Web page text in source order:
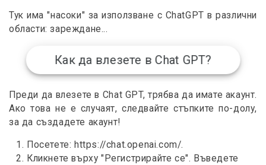
Тук има "насоки" за използване с ChatGPT в различни
области: зареждане...
Как да влезете в Chat GPT?
Преди да влезете в Chat GPT, трябва да имате акаунт.
Ако това не е случаят, следвайте стъпките по-долу,
за да създадете акаунт!
Посетете: https://chat.openai.com/.
Кликнете върху "Регистрирайте се". Въведете